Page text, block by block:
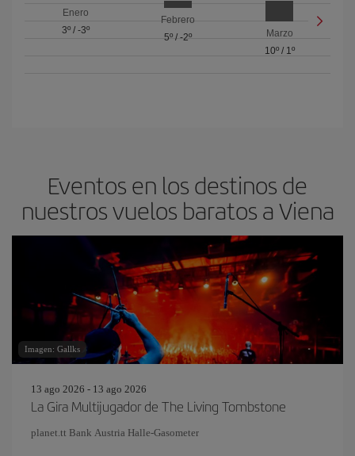
Enero
3º/ -3º
Febrero
5º/ -2º
Marzo
10º/ 1º
Eventos en los destinos de
nuestros vuelos baratos a Viena
Imagen: Gallks
13 ago 2026 - 13 ago 2026
La Gira Multijugador de The Living Tombstone
planet.tt Bank Austria Halle-Gasometer